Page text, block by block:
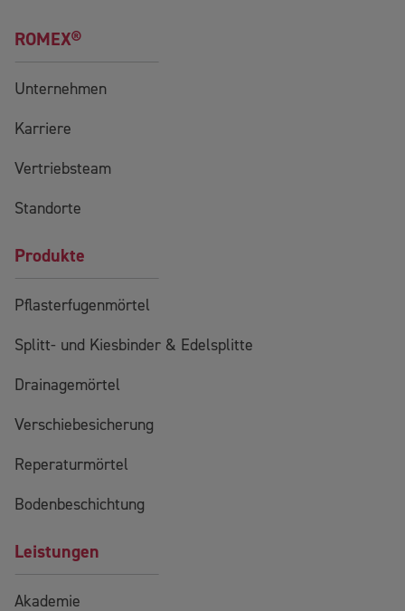
ROMEX®
Unternehmen
Karriere
Vertriebsteam
Standorte
Produkte
Pflasterfugenmörtel
Splitt- und Kiesbinder & Edelsplitte
Drainagemörtel
Verschiebesicherung
Reperaturmörtel
Bodenbeschichtung
Leistungen
Akademie